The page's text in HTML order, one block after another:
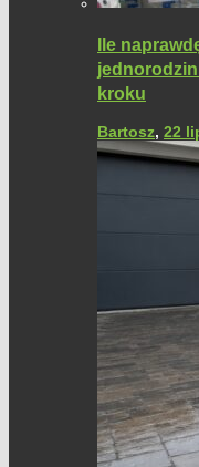
Ile
kroku
Bartosz, 22